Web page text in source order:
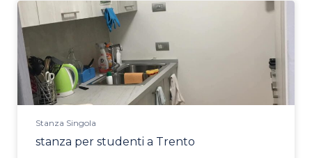
Stanza Singola
stanza per studenti a Trento